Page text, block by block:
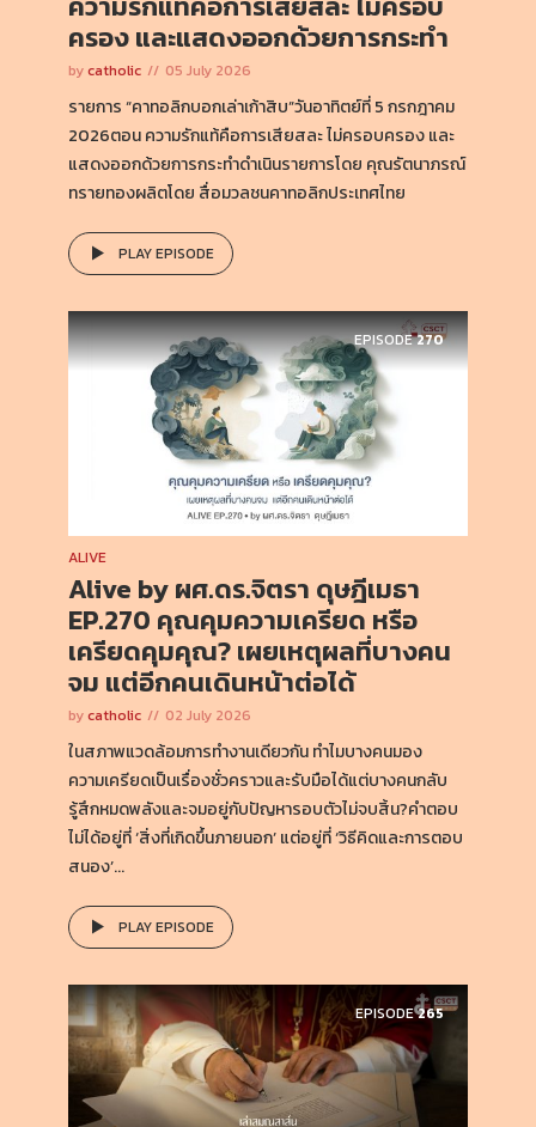
ครอง และแสดงออกด้วยการกระทำ
bycatholic 05 July 2026
รายการ “คาทอลิกบอกเล่าเก้าสิบ”วันอาทิตย์ที่ 5 กรกฎาคม
2026ตอน ความรักแท้คือการเสียสละ ไม่ครอบครอง และ
แสดงออกด้วยการกระทำดำเนินรายการโดย คุณรัตนาภรณ์
ทรายทองผลิตโดย สื่อมวลชนคาทอลิกประเทศไทย
PLAY EPISODE
EPISODE270
ALIVE
Alive by ผศ.ดร.จิตรา ดุษฎีเมธา
EP.270 คุณคุมความเครียด หรือ
เครียดคุมคุณ? เผยเหตุผลที่บางคน
จม แต่อีกคนเดินหน้าต่อได้
bycatholic 02 July 2026
ในสภาพแวดล้อมการทำงานเดียวกัน ทำไมบางคนมอง
ความเครียดเป็นเรื่องชั่วคราวและรับมือได้แต่บางคนกลับ
รู้สึกหมดพลังและจมอยู่กับปัญหารอบตัวไม่จบสิ้น?คำตอบ
ไม่ได้อยู่ที่ ‘สิ่งที่เกิดขึ้นภายนอก’ แต่อยู่ที่ ‘วิธีคิดและการตอบ
สนอง’...
PLAY EPISODE
EPISODE265